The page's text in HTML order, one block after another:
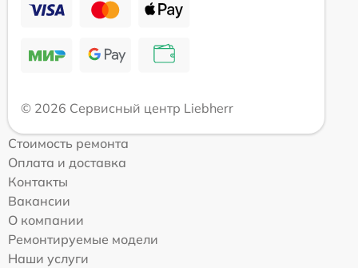
© 2026 Сервисный центр Liebherr
Стоимость ремонта
Оплата и доставка
Контакты
Вакансии
О компании
Ремонтируемые модели
Наши услуги